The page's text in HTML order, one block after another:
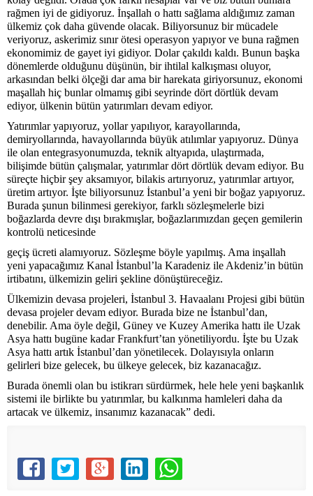
rağmen iyi de gidiyoruz. İnşallah o hattı sağlama aldığımız zaman
ülkemiz çok daha güvende olacak. Biliyorsunuz bir mücadele
veriyoruz, askerimiz sınır ötesi operasyon yapıyor ve buna rağmen
ekonomimiz de gayet iyi gidiyor. Dolar çakıldı kaldı. Bunun başka
dönemlerde olduğunu düşünün, bir ihtilal kalkışması oluyor,
arkasından belki ölçeği dar ama bir harekata giriyorsunuz, ekonomi
maşallah hiç bunlar olmamış gibi seyrinde dört dörtlük devam
ediyor, ülkenin bütün yatırımları devam ediyor.
Yatırımlar yapıyoruz, yollar yapılıyor, karayollarında,
demiryollarında, havayollarında büyük atılımlar yapıyoruz. Dünya
ile olan entegrasyonumuzda, teknik altyapıda, ulaştırmada,
bilişimde bütün çalışmalar, yatırımlar dört dörtlük devam ediyor. Bu
süreçte hiçbir şey aksamıyor, bilakis artırıyoruz, yatırımlar artıyor,
üretim artıyor. İşte biliyorsunuz İstanbul’a yeni bir boğaz yapıyoruz.
Burada şunun bilinmesi gerekiyor, farklı sözleşmelerle bizi
boğazlarda devre dışı bırakmışlar, boğazlarımızdan geçen gemilerin
kontrolü neticesinde
geçiş ücreti alamıyoruz. Sözleşme böyle yapılmış. Ama inşallah
yeni yapacağımız Kanal İstanbul’la Karadeniz ile Akdeniz’in bütün
irtibatını, ülkemizin geliri şekline dönüştüreceğiz.
Ülkemizin devasa projeleri, İstanbul 3. Havaalanı Projesi gibi bütün
devasa projeler devam ediyor. Burada bize ne İstanbul’dan,
denebilir. Ama öyle değil, Güney ve Kuzey Amerika hattı ile Uzak
Asya hattı bugüne kadar Frankfurt’tan yönetiliyordu. İşte bu Uzak
Asya hattı artık İstanbul’dan yönetilecek. Dolayısıyla onların
gelirleri bize gelecek, bu ülkeye gelecek, biz kazanacağız.
Burada önemli olan bu istikrarı sürdürmek, hele hele yeni başkanlık
sistemi ile birlikte bu yatırımlar, bu kalkınma hamleleri daha da
artacak ve ülkemiz, insanımız kazanacak” dedi.